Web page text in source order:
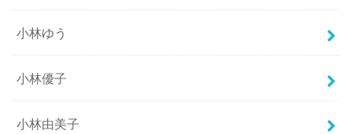
小林ゆう
小林優子
小林由美子